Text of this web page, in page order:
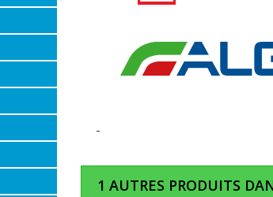
1 AUTRES PRODUITS